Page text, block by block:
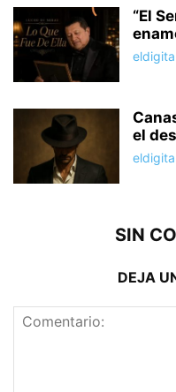
“El
el
SIN
DEJA